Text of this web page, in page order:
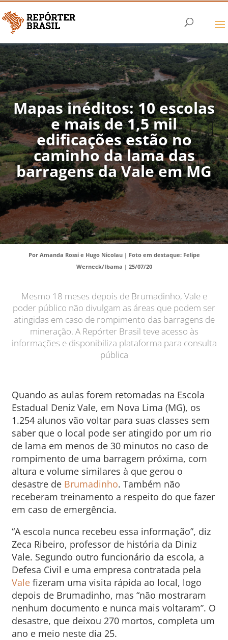
Mapas inéditos: 10 escolas
e mais de 1,5 mil
edificações estão no
caminho da lama das
barragens da Vale em MG
Por Amanda Rossi e Hugo Nicolau | Foto em destaque: Felipe
Werneck/Ibama | 25/07/20
Mesmo 18 meses depois de Brumadinho, Vale e
poder público não divulgam as áreas que podem ser
atingidas em caso de rompimento das barragens de
mineração. A Repórter Brasil teve acesso às
informações e disponibiliza plataforma para consulta
pública
Quando as aulas forem retomadas na Escola
Estadual Deniz Vale, em Nova Lima (MG), os
1.254 alunos vão voltar para suas classes sem
saber que o local pode ser atingido por um rio
de lama em menos de 30 minutos no caso de
rompimento de uma barragem próxima, com
altura e volume similares à que gerou o
desastre de Brumadinho. Também não
receberam treinamento a respeito do que fazer
em caso de emergência.
“A escola nunca recebeu essa informação”, diz
Zeca Ribeiro, professor de história da Diniz
Vale. Segundo outro funcionário da escola, a
Defesa Civil e uma empresa contratada pela
Valefizeram uma visita rápida ao local, logo
depois de Brumadinho, mas “não mostraram
nenhum documento e nunca mais voltaram”. O
desastre, que deixou 270 mortos, completa um
ano e meio neste dia 25.